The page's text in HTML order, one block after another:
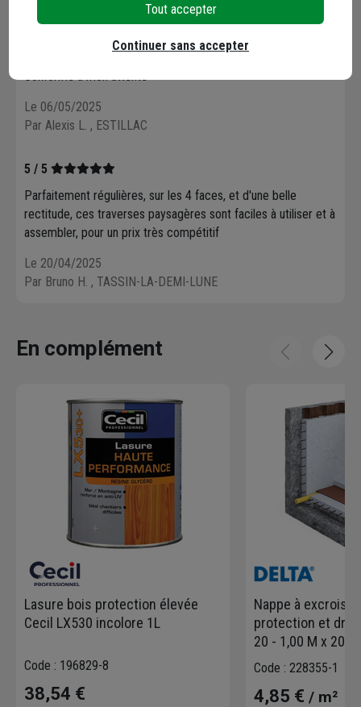
, CINTEGABELLE
Le 06/05/2025
Par Alexis L. , ESTILLAC
5 / 5
Parfaitement régulières, sur les 4 faces, et d'une belle
rectitude, ces traverses paysagères sont faciles à utiliser et à
assembler, pour un prix très compétitif
Le 20/04/2025
Par Bruno H. , TASSIN-LA-DEMI-LUNE
En complément
Lasure bois protection élevée
Cecil LX530 incolore 1L
Code : 196829-8
38,54 €
Nappe à
protection et
20 - 1,00 M x 20 M
Code : 228355-1
4,85 € / m²
Tout accepter
Continuer sans accepter